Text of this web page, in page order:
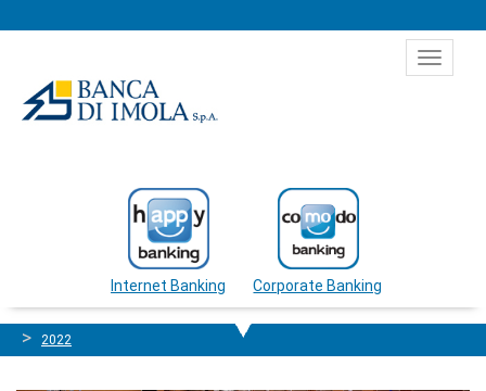
Toggle
Internet Banking Corporate Banking
2022